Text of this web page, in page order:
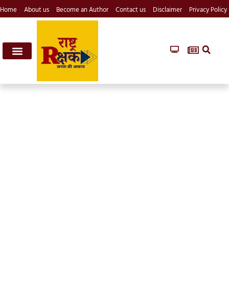
Home About us Become an Author Contact us Disclaimer Privacy Policy